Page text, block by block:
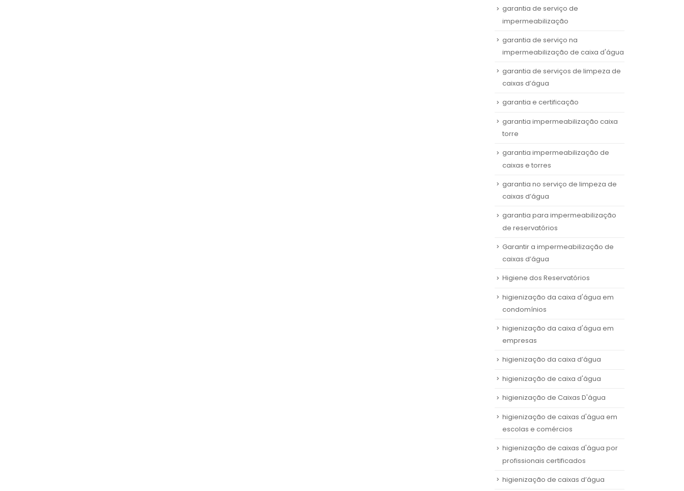
garantia de serviço de
impermeabilização
garantia de serviço na
impermeabilização de caixa d'água
garantia de serviços de limpeza de
caixas d’água
garantia e certificação
garantia impermeabilização caixa
torre
garantia impermeabilização de
caixas e torres
garantia no serviço de limpeza de
caixas d’água
garantia para impermeabilização
de reservatórios
Garantir a impermeabilização de
caixas d’água
Higiene dos Reservatórios
higienização da caixa d'água em
condomínios
higienização da caixa d'água em
empresas
higienização da caixa d’água
higienização de caixa d'água
higienização de Caixas D'água
higienização de caixas d'água em
escolas e comércios
higienização de caixas d'água por
profissionais certificados
higienização de caixas d’água